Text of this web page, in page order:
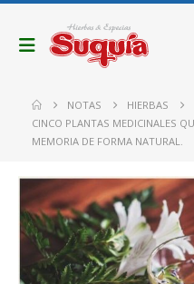
NOTAS
HIERBAS
CINCO PLANTAS MEDICINALES
MEMORIA DE FORMA NATURAL.